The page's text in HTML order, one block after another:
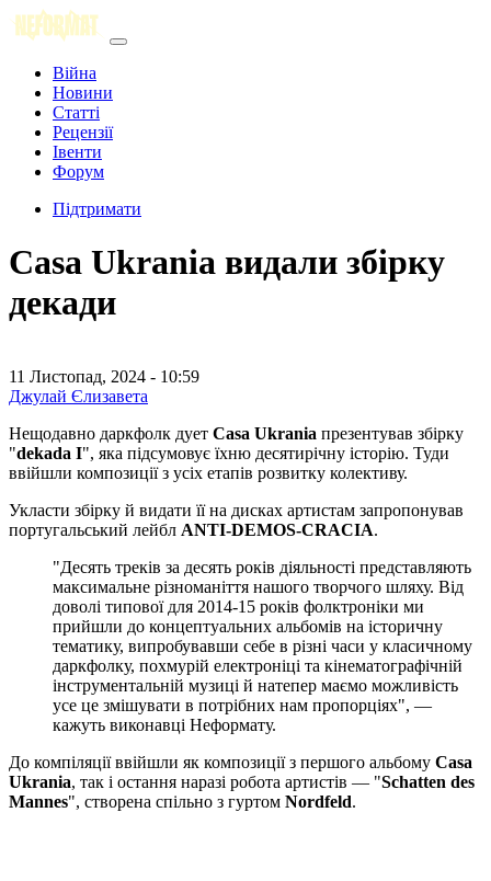
Війна
Новини
Статті
Рецензії
Івенти
Форум
Підтримати
Casa Ukrania видали збірку
декади
11 Листопад, 2024 - 10:59
Джулай Єлизавета
Нещодавно даркфолк дует Casa Ukrania презентував збірку
"dekada I", яка підсумовує їхню десятирічну історію. Туди
ввійшли композиції з усіх етапів розвитку колективу.
Укласти збірку й видати її на дисках артистам запропонував
португальський лейбл ANTI-DEMOS-CRACIA.
"Десять треків за десять років діяльності представляють
максимальне різноманіття нашого творчого шляху. Від
доволі типової для 2014-15 років фолктроніки ми
прийшли до концептуальних альбомів на історичну
тематику, випробувавши себе в різні часи у класичному
даркфолку, похмурій електроніці та кінематографічній
інструментальній музиці й натепер маємо можливість
усе це змішувати в потрібних нам пропорціях", —
кажуть виконавці Неформату.
До компіляції ввійшли як композиції з першого альбому Casa
Ukrania, так і остання наразі робота артистів — "Schatten des
Mannes", створена спільно з гуртом Nordfeld.